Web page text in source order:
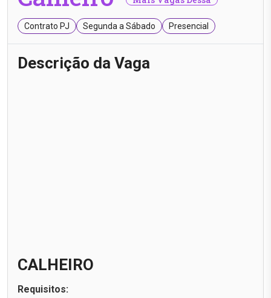
Contrato PJ Segunda a Sábado Presencial
Descrição da Vaga
CALHEIRO
Requisitos: